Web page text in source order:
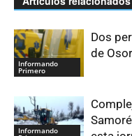
Informando
Primero
Dos
de
Informando